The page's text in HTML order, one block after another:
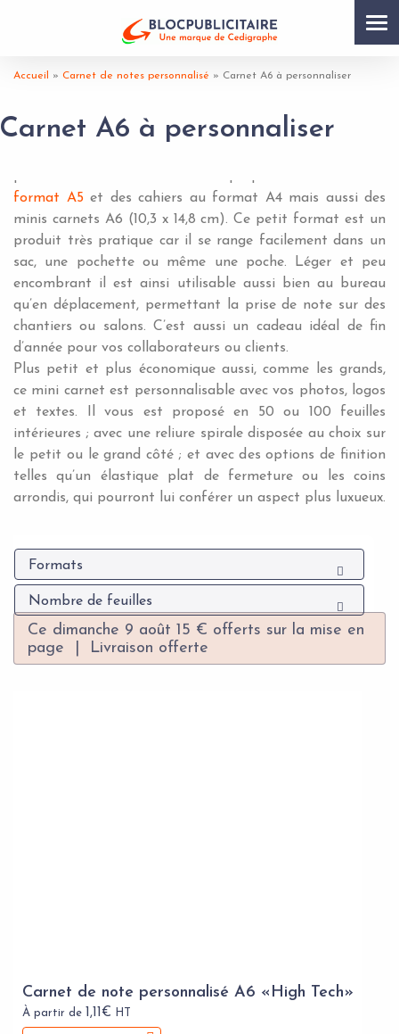
Accueil » Carnet de notes personnalisé » Carnet A6 à personnaliser
Carnet A6 à personnaliser
format A5et des cahiers au format A4 mais aussi des
minis carnets A6 (10,3 x 14,8 cm). Ce petit format est un
produit très pratique car il se range facilement dans un
sac, une pochette ou même une poche. Léger et peu
encombrant il est ainsi utilisable aussi bien au bureau
qu’en déplacement, permettant la prise de note sur des
chantiers ou salons. C’est aussi un cadeau idéal de fin
d’année pour vos collaborateurs ou clients.
Plus petit et plus économique aussi, comme les grands,
ce mini carnet est personnalisable avec vos photos, logos
et textes. Il vous est proposé en 50 ou 100 feuilles
intérieures ; avec une reliure spirale disposée au choix sur
le petit ou le grand côté ; et avec des options de finition
telles qu’un élastique plat de fermeture ou les coins
arrondis, qui pourront lui conférer un aspect plus luxueux.
Formats
Nombre de feuilles
Ce dimanche 9 août 15 € offerts sur la mise en
page | Livraison offerte
Carnet de note personnalisé A6 «High Tech»
À partir de 1,11 € HT